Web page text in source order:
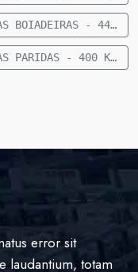
VACAS BOIADEIRAS - 440 KG - LOTE E93 - 27 VACAS BOIADEIRAS NELORE - 440KG - 50 KM DE CAMAPUÃ SENTIDO PARAÍSO
VACAS PARIDAS - 400 KG - LOTE E89 - 7 VACAS PARIDAS (4 MACHOS E 3 FÊMEAS) - 400 KG - 50 KM DE CAMAPUÃ SENTIDO PARAISO
error sit
laudantium, totam